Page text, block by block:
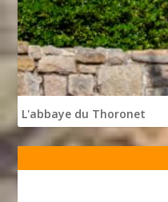
L'abbaye du Thoronet